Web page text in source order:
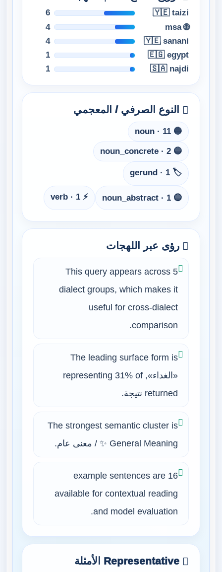
🇾🇪 taizi
6
🌐 msa
4
🇾🇪 sanani
4
🇪🇬 egypt
1
🇸🇦 najdi
1
النوع الصرفي / المعجمي
🔵 noun · 11
🔵 noun_concrete · 2
🏷️ gerund · 1
🔵 noun_abstract · 1
⚡ verb · 1
رؤى عبر اللهجات
This query appears across 5
dialect groups, which makes it
useful for cross-dialect
comparison.
The leading surface form is
«الغداء», representing 31% of
returned نتيجة.
The strongest semantic cluster is
✨ General Meaning / معنى عام.
16 example sentences are
available for contextual reading
and model evaluation.
Representative الأمثلة